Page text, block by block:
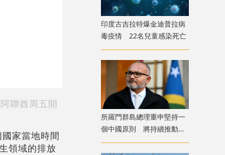
聯酋周五開
家當地時間
領域的排放
印度古吉拉特爆金迪普拉病
毒疫情 22名兒童感染死亡
​所羅門群島總理重申堅持一
個中國原則 將持續推動中
所友好合作